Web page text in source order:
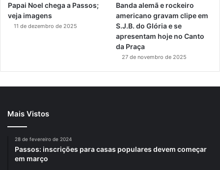
Papai Noel chega a Passos;
veja imagens
11 de dezembro de 2025
Banda alemã e rockeiro
americano gravam clipe em
S.J.B. do Glória e se
apresentam hoje no Canto
da Praça
27 de novembro de 2025
Mais Vistos
28 de fevereiro de 2024
Passos: inscrições para casas populares devem começar
em março